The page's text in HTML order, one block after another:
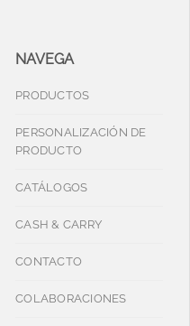
NAVEGA
PRODUCTOS
PERSONALIZACIÓN DE
PRODUCTO
CATÁLOGOS
CASH & CARRY
CONTACTO
COLABORACIONES